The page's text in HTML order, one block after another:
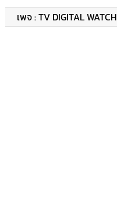
เพจ : TV DIGITAL WATCH